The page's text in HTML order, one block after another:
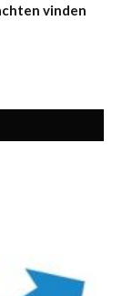
vinden